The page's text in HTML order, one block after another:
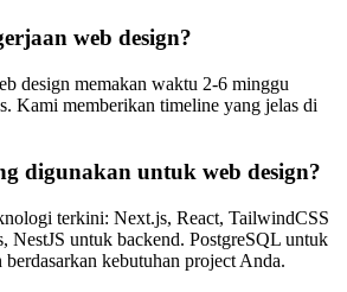
web design?
design memakan waktu 2-6 minggu
Kami memberikan timeline yang jelas di
digunakan untuk web design?
terkini: Next.js, React, TailwindCSS
NestJS untuk backend. PostgreSQL untuk
berdasarkan kebutuhan project Anda.